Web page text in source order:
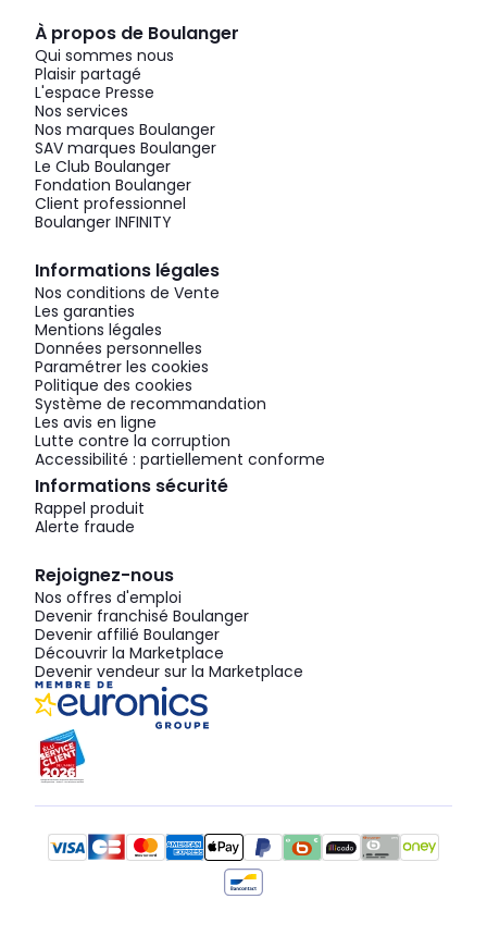
À propos de Boulanger
Qui sommes nous
Plaisir partagé
L'espace Presse
Nos services
Nos marques Boulanger
SAV marques Boulanger
Le Club Boulanger
Fondation Boulanger
Client professionnel
Boulanger INFINITY
Informations légales
Nos conditions de Vente
Les garanties
Mentions légales
Données personnelles
Paramétrer les cookies
Politique des cookies
Système de recommandation
Les avis en ligne
Lutte contre la corruption
Accessibilité : partiellement conforme
Informations sécurité
Rappel produit
Alerte fraude
Rejoignez-nous
Nos offres d'emploi
Devenir franchisé Boulanger
Devenir affilié Boulanger
Découvrir la Marketplace
Devenir vendeur sur la Marketplace